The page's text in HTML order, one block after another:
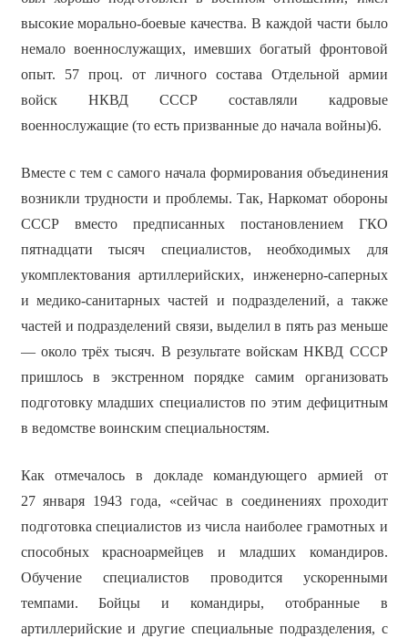
высокие морально-боевые качества. В каждой части было
немало военнослужащих, имевших богатый фронтовой
опыт. 57 проц. от личного состава Отдельной армии
войск НКВД СССР составляли кадровые
военнослужащие (то есть призванные до начала войны)6.
Вместе с тем с самого начала формирования объединения
возникли трудности и проблемы. Так, Наркомат обороны
СССР вместо предписанных постановлением ГКО
пятнадцати тысяч специалистов, необходимых для
укомплектования артиллерийских, инженерно-саперных
и медико-санитарных частей и подразделений, а также
частей и подразделений связи, выделил в пять раз меньше
— около трёх тысяч. В результате войскам НКВД СССР
пришлось в экстренном порядке самим организовать
подготовку младших специалистов по этим дефицитным
в ведомстве воинским специальностям.
Как отмечалось в докладе командующего армией от
27 января 1943 года, «сейчас в соединениях проходит
подготовка специалистов из числа наиболее грамотных и
способных красноармейцев и младших командиров.
Обучение специалистов проводится ускоренными
темпами. Бойцы и командиры, отобранные в
артиллерийские и другие специальные подразделения, с